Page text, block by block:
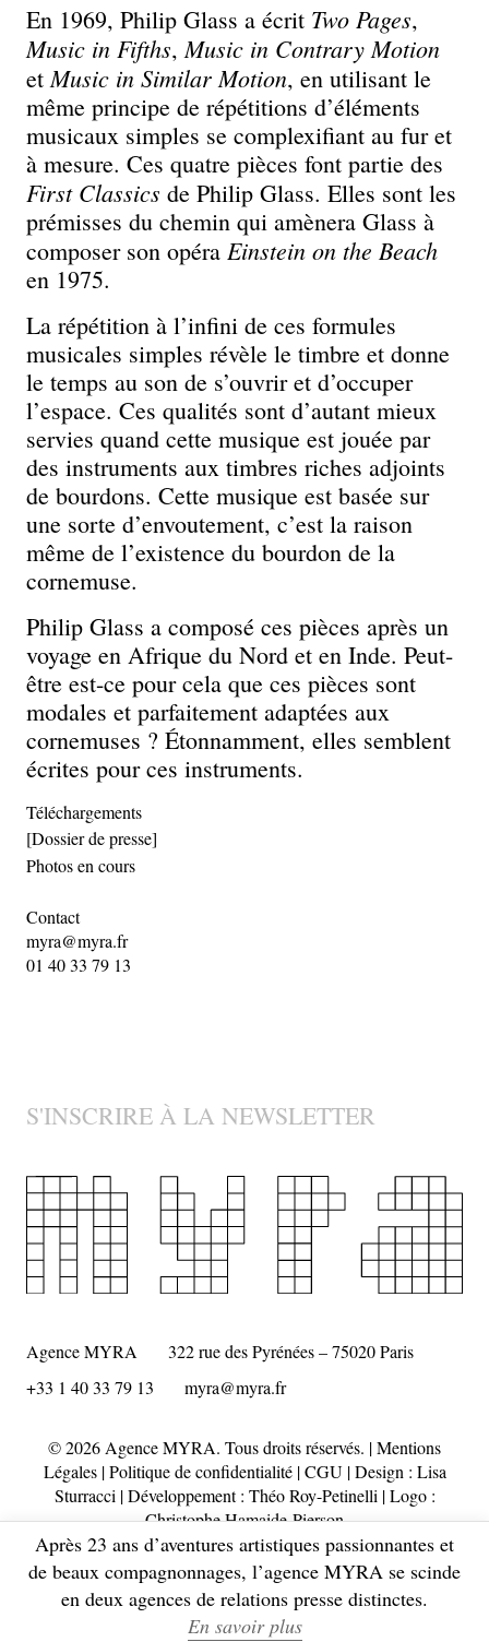
En 1969, Philip Glass a écrit Two Pages,
Music in Fifths, Music in Contrary Motion
et Music in Similar Motion, en utilisant le
même principe de répétitions d’éléments
musicaux simples se complexifiant au fur et
à mesure. Ces quatre pièces font partie des
First Classics de Philip Glass. Elles sont les
prémisses du chemin qui amènera Glass à
composer son opéra Einstein on the Beach
en 1975.
La répétition à l’infini de ces formules
musicales simples révèle le timbre et donne
le temps au son de s’ouvrir et d’occuper
l’espace. Ces qualités sont d’autant mieux
servies quand cette musique est jouée par
des instruments aux timbres riches adjoints
de bourdons. Cette musique est basée sur
une sorte d’envoutement, c’est la raison
même de l’existence du bourdon de la
cornemuse.
Philip Glass a composé ces pièces après un
voyage en Afrique du Nord et en Inde. Peut-
être est-ce pour cela que ces pièces sont
modales et parfaitement adaptées aux
cornemuses ? Étonnamment, elles semblent
écrites pour ces instruments.
Téléchargements
[Dossier de presse]
Photos en cours
Contact
myra@myra.fr
01 40 33 79 13
S'INSCRIRE À LA NEWSLETTER
Agence MYRA
322 rue des Pyrénées – 75020 Paris
+33 1 40 33 79 13
myra@myra.fr
© 2026 Agence MYRA. Tous droits réservés. |Mentions
Légales|Politique de confidentialité|CGU| Design : Lisa
Sturracci| Développement : Théo Roy-Petinelli | Logo :
Christophe Hamaide-Pierson
Après 23 ans d’aventures artistiques passionnantes et
de beaux compagnonnages, l’agence MYRA se scinde
en deux agences de relations presse distinctes.
En savoir plus